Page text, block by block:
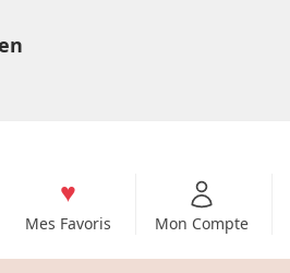
Mes Favoris Mon Compte